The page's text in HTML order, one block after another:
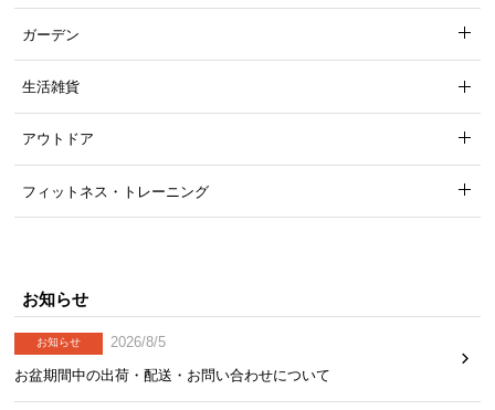
ガーデン
生活雑貨
アウトドア
フィットネス・トレーニング
お知らせ
お知らせ
2026/8/5
お盆期間中の出荷・配送・お問い合わせについて